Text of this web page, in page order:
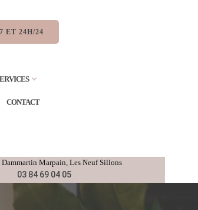
ET 24H/24
CONTACT
Dammartin Marpain, Les Neuf Sillons
03 84 69 04 05